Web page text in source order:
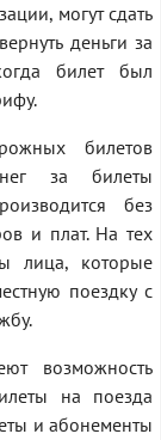
могут сдать
деньги за
билет был
билетов
за билеты
без
и плат. На тех
лица, которые
поездку с
возможность
на поезда
и абонементы